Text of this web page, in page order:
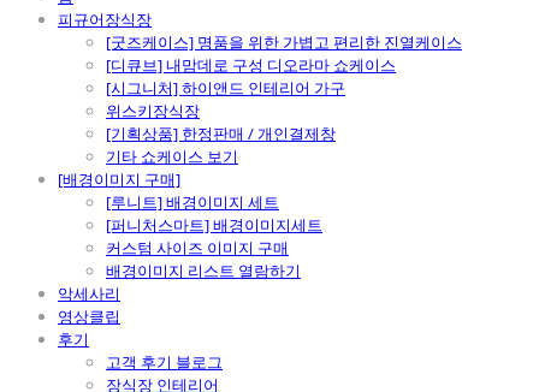
피규어장식장
[굿즈케이스] 명품을 위한 가볍고 편리한 진열케이스
[디큐브] 내맘데로 구성 디오라마 쇼케이스
[시그니처] 하이앤드 인테리어 가구
위스키장식장
[기획상품] 한정판매 / 개인결제창
기타 쇼케이스 보기
[배경이미지 구매]
[루니트] 배경이미지 세트
[퍼니처스마트] 배경이미지세트
커스텀 사이즈 이미지 구매
배경이미지 리스트 열람하기
악세사리
영상클립
후기
고객 후기 블로그
장식장 인테리어